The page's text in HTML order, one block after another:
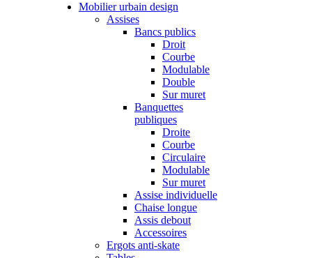
Mobilier urbain design
Assises
Bancs publics
Droit
Courbe
Modulable
Double
Sur muret
Banquettes
publiques
Droite
Courbe
Circulaire
Modulable
Sur muret
Assise individuelle
Chaise longue
Assis debout
Accessoires
Ergots anti-skate